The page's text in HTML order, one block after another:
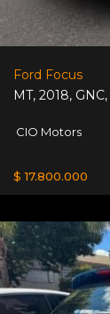
Ford Focus
MT, 2018, GNC,
CIO Motors
$ 17.800.000